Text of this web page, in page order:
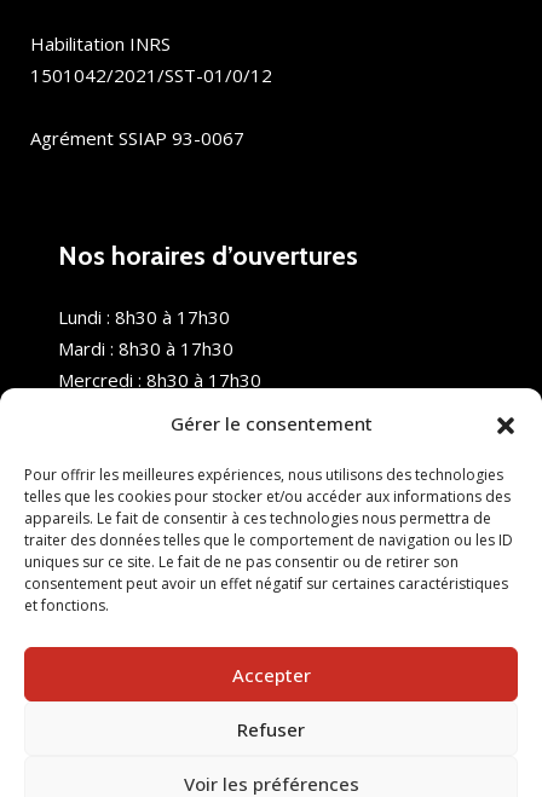
Gérer le consentement
Pour offrir les meilleures expériences, nous utilisons des technologies
telles que les cookies pour stocker et/ou accéder aux informations des
appareils. Le fait de consentir à ces technologies nous permettra de
traiter des données telles que le comportement de navigation ou les ID
uniques sur ce site. Le fait de ne pas consentir ou de retirer son
consentement peut avoir un effet négatif sur certaines caractéristiques
et fonctions.
Accepter
Refuser
Voir les préférences
Habilitation INRS
1501042/2021/SST-01/0/12
Agrément SSIAP 93-0067
Nos horaires d’ouvertures
Lundi : 8h30 à 17h30
Mardi : 8h30 à 17h30
Mercredi : 8h30 à 17h30
Samedi : Fermé
Dimanche : Fermé
© 2025 Nouvel R Formation - TOUS DROITS RÉSERVÉS -
SITE RÉALISÉ PAR :INGÉNIERIE TECH